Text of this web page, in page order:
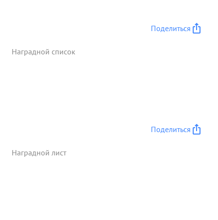
Поделиться
Наградной список
Поделиться
Наградной лист